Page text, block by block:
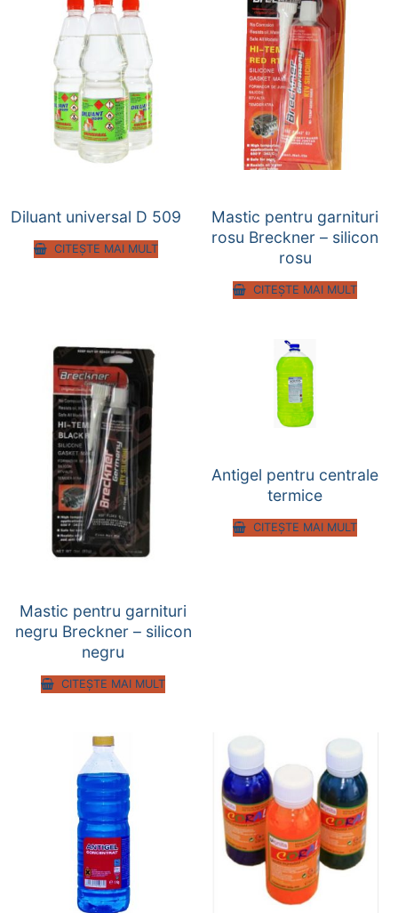
Diluant universal D 509
CITEȘTE MAI MULT
Mastic pentru garnituri
rosu Breckner – silicon
rosu
CITEȘTE MAI MULT
Mastic pentru garnituri
negru Breckner – silicon
negru
CITEȘTE MAI MULT
Antigel pentru centrale
termice
CITEȘTE MAI MULT